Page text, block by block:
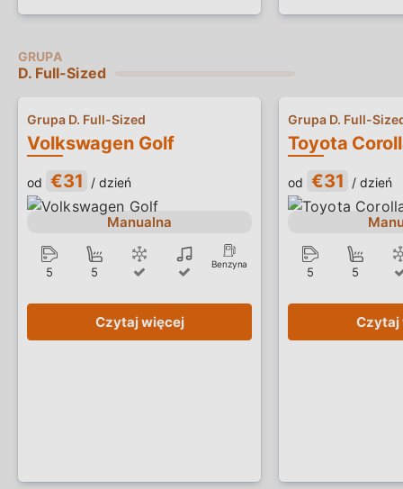
Crete wraz z ich cechami i specyfikacjami.
D. Full-Sized
Volkswagen Golf
Grupa D. Full-Sized
od €31 / dzień
Manualna
5 5
Benzyna
Czytaj więcej
Toyota
Grupa D. Full-
od €31 / dzień
5 5
Czytaj